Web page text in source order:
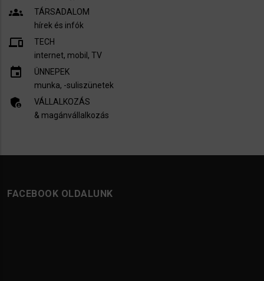
groups
TÁRSADALOM
hírek és infók
devices
TECH
internet, mobil, TV​
insert_invitation
ÜNNEPEK
munka, -suliszünetek
admin_panel_settings
VÁLLALKOZÁS
& magánvállalkozás
FACEBOOK OLDALUNK